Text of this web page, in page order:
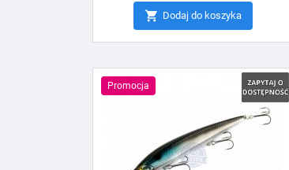
 Dodaj do koszyka
Promocja